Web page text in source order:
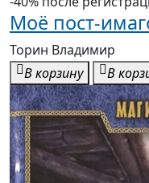
Моё пост-
Торин Владимир
В корзину
В